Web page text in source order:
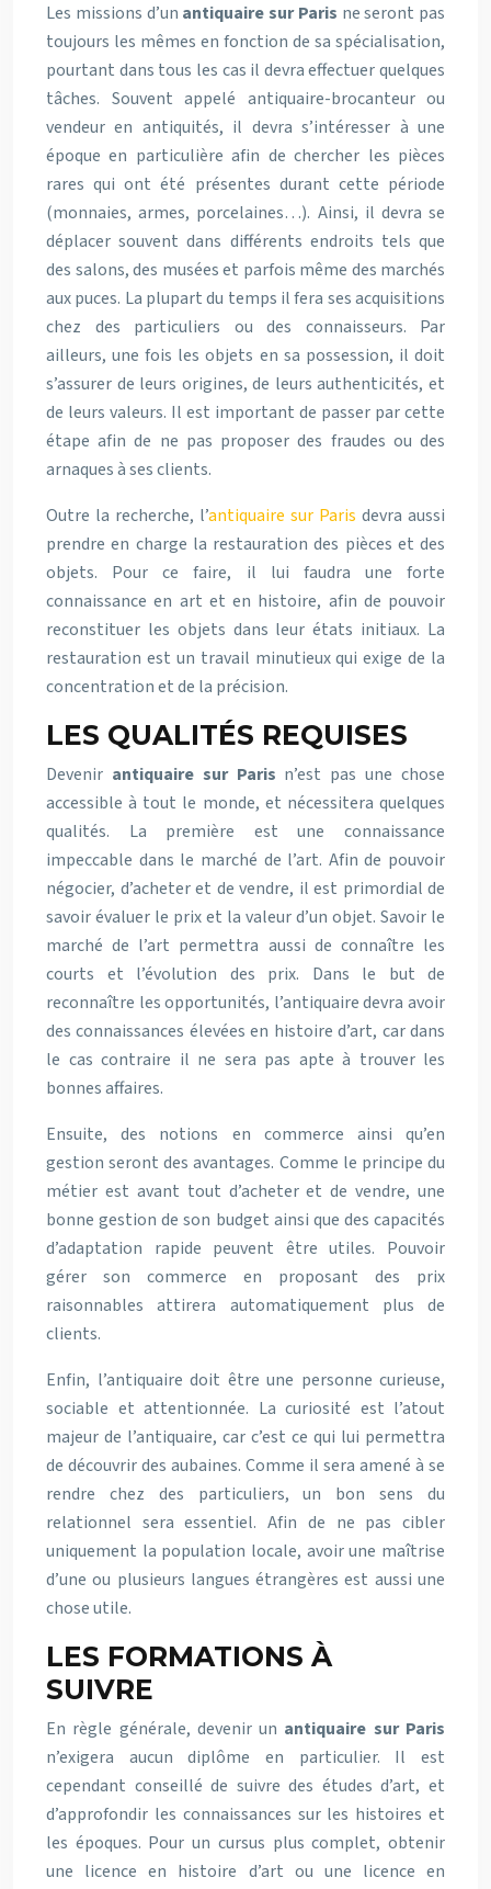
Les missions d’un antiquaire sur Paris ne seront pas
toujours les mêmes en fonction de sa spécialisation,
pourtant dans tous les cas il devra effectuer quelques
tâches. Souvent appelé antiquaire-brocanteur ou
vendeur en antiquités, il devra s’intéresser à une
époque en particulière afin de chercher les pièces
rares qui ont été présentes durant cette période
(monnaies, armes, porcelaines…). Ainsi, il devra se
déplacer souvent dans différents endroits tels que
des salons, des musées et parfois même des marchés
aux puces. La plupart du temps il fera ses acquisitions
chez des particuliers ou des connaisseurs. Par
ailleurs, une fois les objets en sa possession, il doit
s’assurer de leurs origines, de leurs authenticités, et
de leurs valeurs. Il est important de passer par cette
étape afin de ne pas proposer des fraudes ou des
arnaques à ses clients.
Outre la recherche, l’antiquaire sur Paris devra aussi
prendre en charge la restauration des pièces et des
objets. Pour ce faire, il lui faudra une forte
connaissance en art et en histoire, afin de pouvoir
reconstituer les objets dans leur états initiaux. La
restauration est un travail minutieux qui exige de la
concentration et de la précision.
LES QUALITÉS REQUISES
Devenir antiquaire sur Paris n’est pas une chose
accessible à tout le monde, et nécessitera quelques
qualités. La première est une connaissance
impeccable dans le marché de l’art. Afin de pouvoir
négocier, d’acheter et de vendre, il est primordial de
savoir évaluer le prix et la valeur d’un objet. Savoir le
marché de l’art permettra aussi de connaître les
courts et l’évolution des prix. Dans le but de
reconnaître les opportunités, l’antiquaire devra avoir
des connaissances élevées en histoire d’art, car dans
le cas contraire il ne sera pas apte à trouver les
bonnes affaires.
Ensuite, des notions en commerce ainsi qu’en
gestion seront des avantages. Comme le principe du
métier est avant tout d’acheter et de vendre, une
bonne gestion de son budget ainsi que des capacités
d’adaptation rapide peuvent être utiles. Pouvoir
gérer son commerce en proposant des prix
raisonnables attirera automatiquement plus de
clients.
Enfin, l’antiquaire doit être une personne curieuse,
sociable et attentionnée. La curiosité est l’atout
majeur de l’antiquaire, car c’est ce qui lui permettra
de découvrir des aubaines. Comme il sera amené à se
rendre chez des particuliers, un bon sens du
relationnel sera essentiel. Afin de ne pas cibler
uniquement la population locale, avoir une maîtrise
d’une ou plusieurs langues étrangères est aussi une
chose utile.
LES FORMATIONS À
SUIVRE
En règle générale, devenir un antiquaire sur Paris
n’exigera aucun diplôme en particulier. Il est
cependant conseillé de suivre des études d’art, et
d’approfondir les connaissances sur les histoires et
les époques. Pour un cursus plus complet, obtenir
une licence en histoire d’art ou une licence en